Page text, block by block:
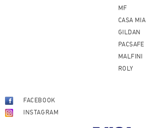
MF
CASA MIA
GILDAN
PACSAFE
MALFINI
ROLY
FACEBOOK
INSTAGRAM